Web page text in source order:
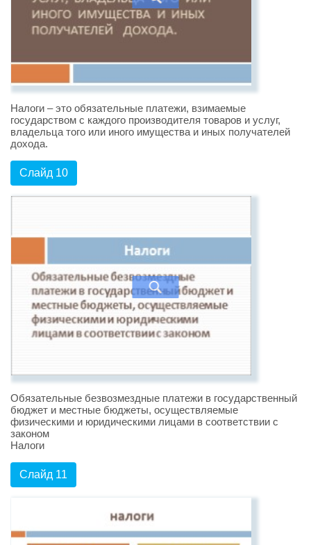
Налоги – это обязательные платежи, взимаемые
государством с каждого производителя товаров и услуг,
владельца того или иного имущества и иных получателей
дохода.
Слайд 10
Обязательные безвозмездные платежи в государственный
бюджет и местные бюджеты, осуществляемые
физическими и юридическими лицами в соответствии с
законом
Налоги
Слайд 11